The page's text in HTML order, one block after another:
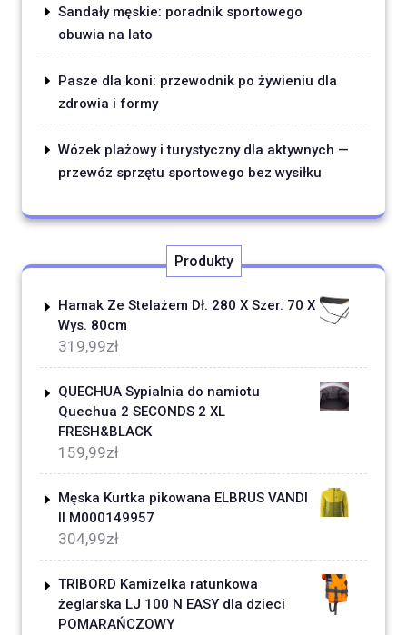
Sandały męskie: poradnik sportowego
obuwia na lato
Pasze dla koni: przewodnik po żywieniu dla
zdrowia i formy
Wózek plażowy i turystyczny dla aktywnych —
przewóz sprzętu sportowego bez wysiłku
Produkty
Hamak Ze Stelażem Dł. 280 X Szer. 70 X
Wys. 80cm
319,99zł
QUECHUA Sypialnia do namiotu
Quechua 2 SECONDS 2 XL
FRESH&BLACK
159,99zł
Męska Kurtka pikowana ELBRUS VANDI
II M000149957
304,99zł
TRIBORD Kamizelka ratunkowa
żeglarska LJ 100 N EASY dla dzieci
POMARAŃCZOWY